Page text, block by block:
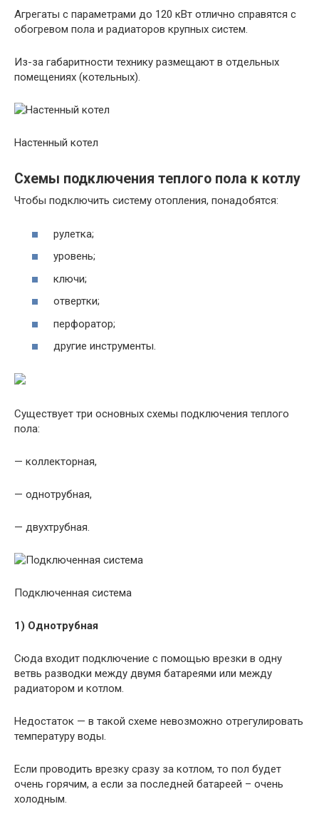
Агрегаты с параметрами до 120 кВт отлично справятся с
обогревом пола и радиаторов крупных систем.
Из-за габаритности технику размещают в отдельных
помещениях (котельных).
Настенный котел
Схемы подключения теплого пола к котлу
Чтобы подключить систему отопления, понадобятся:
рулетка;
уровень;
ключи;
отвертки;
перфоратор;
другие инструменты.
Существует три основных схемы подключения теплого
пола:
— коллекторная,
— однотрубная,
— двухтрубная.
Подключенная система
1) Однотрубная
Сюда входит подключение с помощью врезки в одну
ветвь разводки между двумя батареями или между
радиатором и котлом.
Недостаток — в такой схеме невозможно отрегулировать
температуру воды.
Если проводить врезку сразу за котлом, то пол будет
очень горячим, а если за последней батареей – очень
холодным.